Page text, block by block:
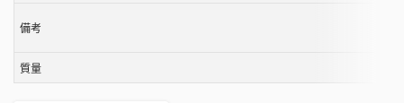
備考
質量